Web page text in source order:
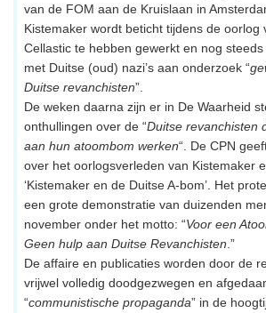
van de FOM aan de Kruislaan in
Kistemaker wordt beticht tijdens de oorlog
Cellastic te hebben gewerkt en nog
met Duitse (oud) nazi’s aan onderzoek “
Duitse revanchisten”.
De weken daarna zijn er in De Waarheid
onthullingen over de “Duitse revanchisten
aan hun atoombom werken“. De CPN
over het oorlogsverleden van Kistemaker
‘Kistemaker en de Duitse A-bom’. Het
een grote demonstratie van duizenden
november onder het motto: “Voor een
Geen hulp aan Duitse Revanchisten .”
De affaire en publicaties worden door de
vrijwel volledig doodgezwegen en
“communistische propaganda” in de